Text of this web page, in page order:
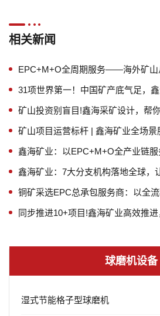
相关新闻
矿山投资别盲目!鑫海采矿设计，帮
矿山项目运营标杆 | 鑫海矿业全场景
鑫海矿业：以EPC+M+O全产业链服
鑫海矿业：7大分支机构落地全球，
同步推进10+项目!鑫海矿业高效推
球磨机设备
湿式节能格子型球磨机